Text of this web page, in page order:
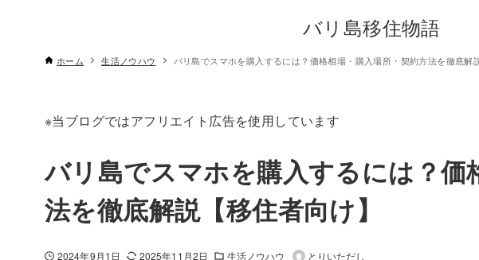
バリ島移住物語
ホーム 生活ノウハウ バリ島でスマホを購入するには？価格相場・購入場所・契約方法を徹底解
※当ブログではアフリエイト広告を使用しています
バリ島でスマホを購入するには？価
法を徹底解説【移住者向け】
2024年9月1日 2025年11月2日 生活ノウハウ とりいただし